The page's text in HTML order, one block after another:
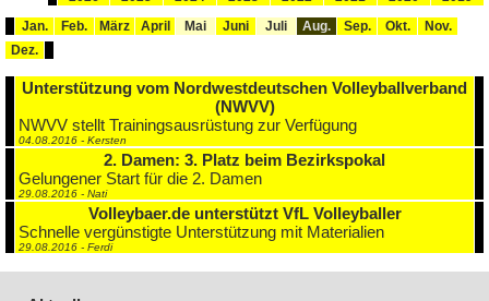
Jan.
Feb. März April Mai Juni Juli Aug. Sep. Okt.
Nov.
Dez.
Unterstützung vom Nordwestdeutschen Volleyballverband
(NWVV)
NWVV stellt Trainingsausrüstung zur Verfügung
04.08.2016 - Kersten
2. Damen: 3. Platz beim Bezirkspokal
Gelungener Start für die 2. Damen
29.08.2016 - Nati
Volleybaer.de unterstützt VfL Volleyballer
Schnelle vergünstigte Unterstützung mit Materialien
29.08.2016 - Ferdi